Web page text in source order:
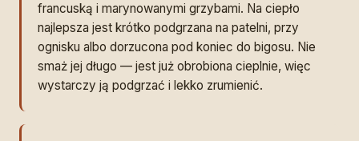
francuską i marynowanymi grzybami. Na ciepło
najlepsza jest krótko podgrzana na patelni, przy
ognisku albo dorzucona pod koniec do bigosu. Nie
smaż jej długo — jest już obrobiona cieplnie, więc
wystarczy ją podgrzać i lekko zrumienić.